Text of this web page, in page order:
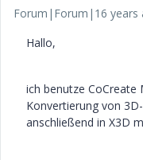
Forum|Forum|16 years
Hallo,
ich benutze CoCreate
Konvertierung von
anschließend in X3D